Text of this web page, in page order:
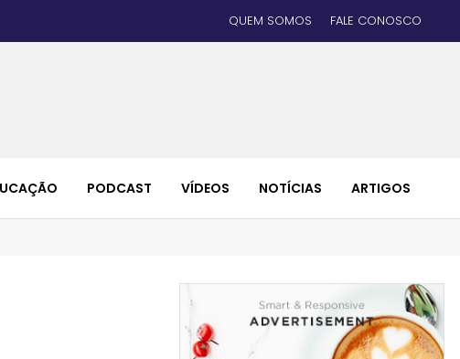
QUEM SOMOS FALE CONOSCO
PODCAST VÍDEOS NOTÍCIAS ARTIGOS